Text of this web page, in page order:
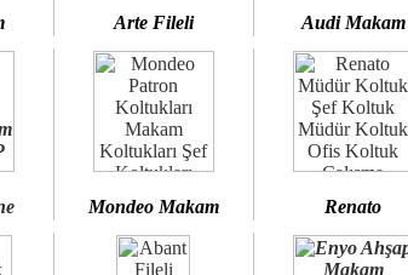
Arte Fileli Audi Makam
Mondeo Makam Renato